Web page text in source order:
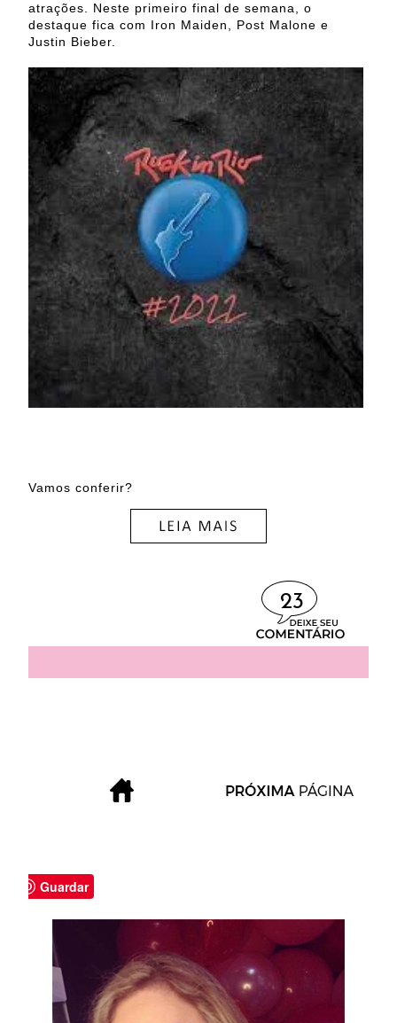
atrações. Neste primeiro final de semana, o
destaque fica com Iron Maiden, Post Malone e
Justin Bieber.
Vamos conferir?
23
Guardar